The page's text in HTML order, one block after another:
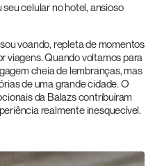
celular no hotel, ansioso
voando, repleta de momentos
viagens. Quando voltamos para
cheia de lembranças, mas
de uma grande cidade. O
da Balazs contribuíram
realmente inesquecível.